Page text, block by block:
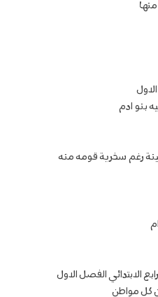
بنو ادم
رغم سخرية قومه منه
الابتدائي الفصل الاول
كل مواطن